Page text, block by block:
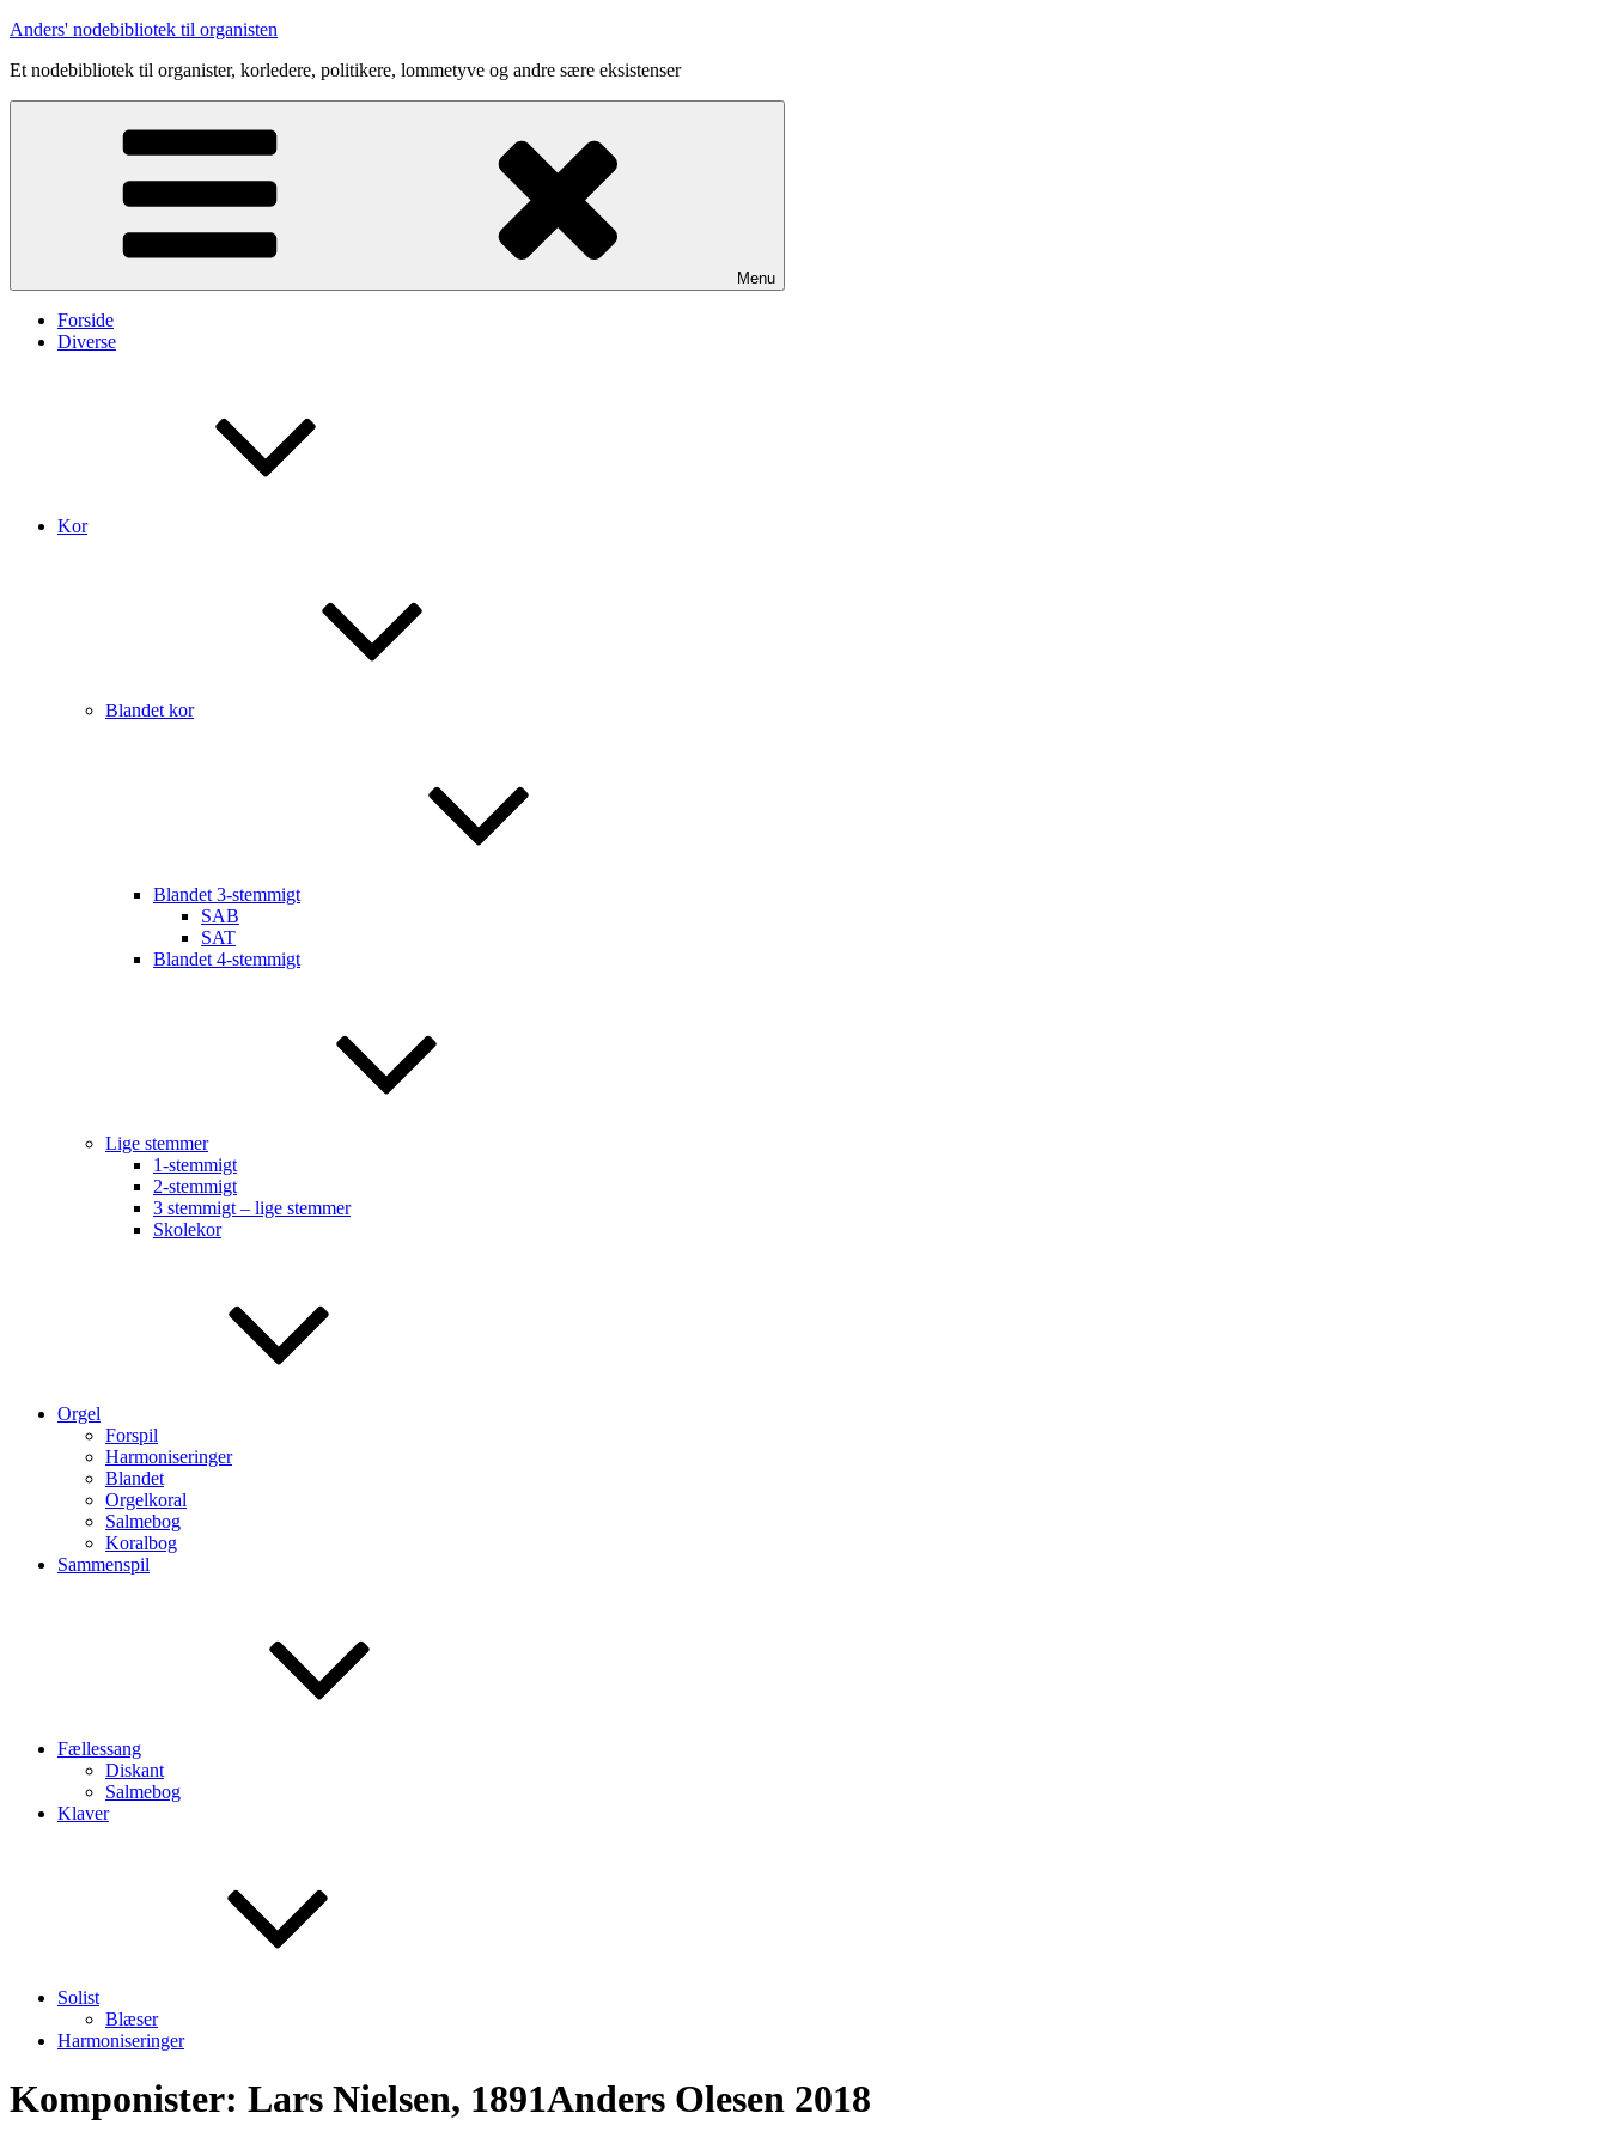
Videre
indhold
Anders' nodebibliotek til organisten
Et nodebibliotek til organister, korledere, politikere, lommetyve og andre sære eksistenser
Menu
Forside
Diverse
Kor
Blandet kor
Blandet 3-stemmigt
SAB
SAT
Blandet 4-stemmigt
Lige stemmer
1-stemmigt
2-stemmigt
3 stemmigt – lige stemmer
Skolekor
Orgel
Forspil
Harmoniseringer
Blandet
Orgelkoral
Salmebog
Koralbog
Sammenspil
Fællessang
Diskant
Salmebog
Klaver
Solist
Blæser
Harmoniseringer
Komponister: Lars Nielsen, 1891Anders Olesen 2018